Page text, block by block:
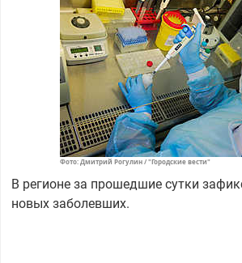
Фото: Дмитрий Рогулин / "Городские вести"
В регионе за прошедшие сутки
новых заболевших.